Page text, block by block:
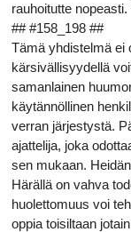
rauhoitutte
## #158_198 ##
Tämä yhdistelmä ei
kärsivällisyydellä
samanlainen
käytännöllinen
verran järjestystä.
ajattelija, joka
sen mukaan.
Härällä on vahva
huolettomuus voi
oppia toisiltaan